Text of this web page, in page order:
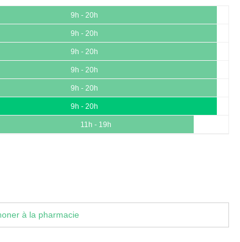
9h - 20h
9h - 20h
9h - 20h
9h - 20h
9h - 20h
9h - 20h
11h - 19h
à la pharmacie